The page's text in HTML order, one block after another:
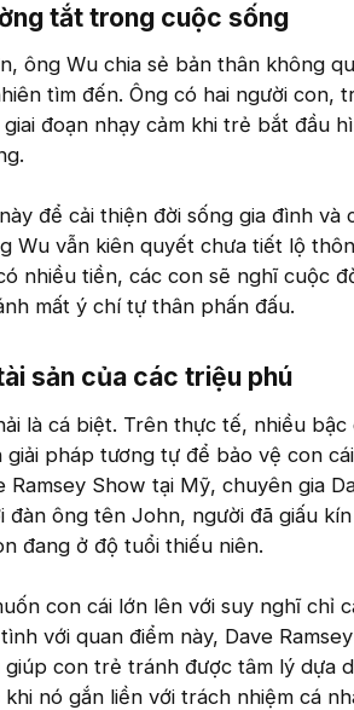
tắt trong cuộc sống​
ông Wu chia sẻ bản thân không
tìm đến. Ông có hai người con,
đoạn nhạy cảm khi trẻ bắt đầu
để cải thiện đời sống gia đình và
Wu vẫn kiên quyết chưa tiết lộ
nhiều tiền, các con sẽ nghĩ cuộc
mất ý chí tự thân phấn đấu.
sản của các triệu phú​
là cá biệt. Trên thực tế, nhiều
pháp tương tự để bảo vệ con
Show tại Mỹ, chuyên gia
ông tên John, người đã giấu
đang ở độ tuổi thiếu niên.
con cái lớn lên với suy nghĩ chỉ
với quan điểm này, Dave
con trẻ tránh được tâm lý dựa
nó gắn liền với trách nhiệm cá